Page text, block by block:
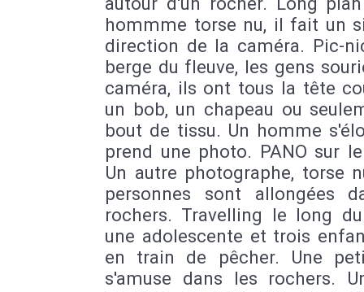
hommme torse nu, il fait un
direction de la caméra. Pic-
berge du fleuve, les gens
caméra, ils ont tous la tête
un bob, un chapeau ou
bout de tissu. Un homme
prend une photo. PANO sur
Un autre photographe, torse
personnes sont allongées
rochers. Travelling le long
une adolescente et trois
en train de pêcher. Une
s'amuse dans les rochers.